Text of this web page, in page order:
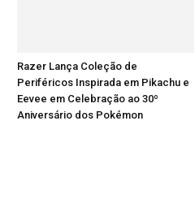
Razer Lança Coleção de
Periféricos Inspirada em Pikachu e
Eevee em Celebração ao 30º
Aniversário dos Pokémon